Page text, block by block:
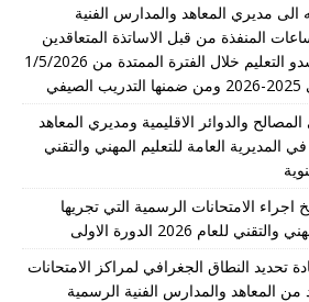
2026/24 موجه الى مديري المعاهد والمدارس الفنية
المنفذة من قبل الاساتذة المتعاقدين
للتدريس بالساعة الذين أسدو التعليم خلال الفترة الممتدة من 1/5/2026
موجه الى المصالح والدوائر الاقليمية ومديري المعاهد
المديرية العامة للتعليم المهني والتقني
تحديد تاريخ اجراء الامتحانات الرسمية التي تجريها
للعام 2026 الدورة الاولى
يتعلق باعادة تحديد النطاق الجغرافي لمراكز الامتحانات
المعاهد والمدارس الفنية الرسمية